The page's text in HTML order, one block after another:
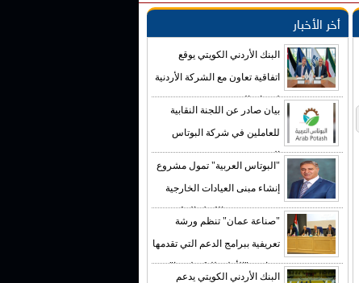
أخر الأخبار
البنك الأردني الكويتي يوقع
اتفاقية تعاون مع الشركة الأردنية
لضمان القروض
بيان صادر عن اللجنة النقابية
للعاملين في شركة البوتاس
العربية
"البوتاس العربية" تمول مشروع
إنشاء مبنى العيادات الخارجية
في مستشفى الكرك الحكومي
بكلفة تصل إلى (4) ملايين دينار
"صناعة عمان" تنظم ورشة
تعريفية ببرامج الدعم التي تقدمها
صناديق "الأعلى للتكنولوجيا"
البنك الأردني الكويتي يدعم